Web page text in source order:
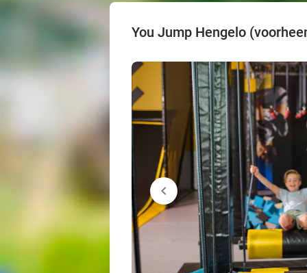
You Jump Hengelo
chevron_left